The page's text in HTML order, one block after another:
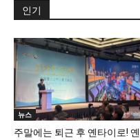
인기
뉴스
주말에는 퇴근 후 옌타이로! 옌